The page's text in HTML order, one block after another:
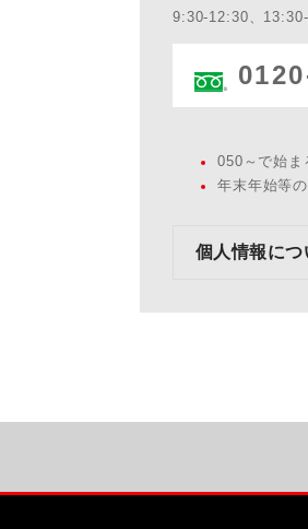
9:30-12:30、
050～で始ま
年末年始等
個人情報につ